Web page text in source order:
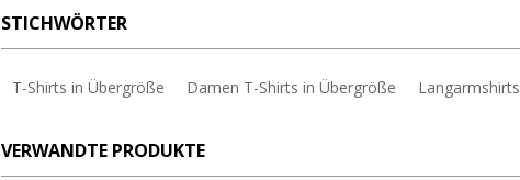
STICHWÖRTER
T-Shirts in Übergröße Damen T-Shirts in Übergröße
VERWANDTE PRODUKTE